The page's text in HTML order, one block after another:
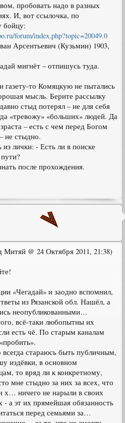
пробовать надо в разных
И, вот ссылочка, по
бойцу:
forum/index.php?topic=20049.0
Арсентьевич (Кузьмин) 1903,
мигнёт – отпишусь туда.
то Комяцкую не пытались
мысль. Берите рассылку
стыд потерял – не для себя
«тревожу» «больших» людей. Да
– есть с чем перед Богом
не стыдно.
лички: - Есть ли в поиске
после прохождения.
Митяй @ 24 Октября 2011, 21:38)
«Чегадай» и заодно вспомнил,
из Рязанской обл. Нашёл, а
неопубликованными…
всё-таки любопытны их
есть чё. По старым каналам
стараюсь быть публичным,
издёвки, в основном
то вряд ли к конкретному,
мне стыдно за них за всех, что
х… ничего не нарыли в своих
- а эт их прямейшая обязанность
перед семьями за…